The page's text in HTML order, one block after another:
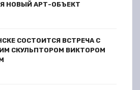
НОВЫЙ АРТ-ОБЪЕКТ
СОСТОИТСЯ ВСТРЕЧА С
СКУЛЬПТОРОМ ВИКТОРОМ